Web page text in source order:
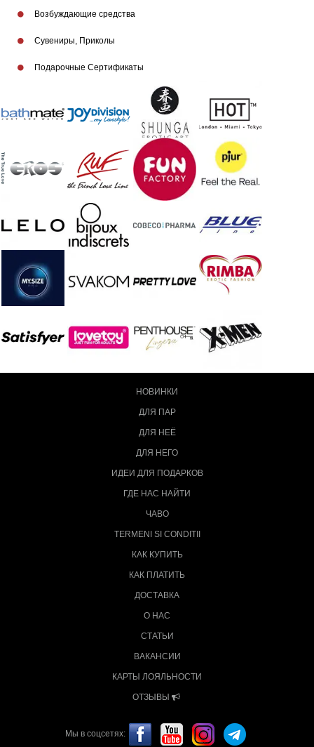
Возбуждающие средства
Сувениры, Приколы
Подарочные Сертификаты
НОВИНКИ
ДЛЯ ПАР
ДЛЯ НЕЁ
ДЛЯ НЕГО
ИДЕИ ДЛЯ ПОДАРКОВ
ГДЕ НАС НАЙТИ
ЧАВО
TERMENI SI CONDITII
КАК КУПИТЬ
КАК ПЛАТИТЬ
ДОСТАВКА
О НАС
СТАТЬИ
ВАКАНСИИ
КАРТЫ ЛОЯЛЬНОСТИ
ОТЗЫВЫ
Мы в соцсетях: